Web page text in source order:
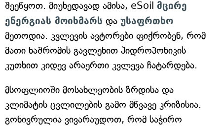
შეეწყოთ. მიუხედავად ამისა, eSoil მცირე
ენერგიას მოიხმარს და უსაფრთხო
მეთოდია. კვლევის ავტორები ფიქრობენ, რომ
მათი ნაშრომის გავლენით ჰიდროპონიკის
კუთხით კიდევ არაერთი კვლევა ჩატარდება.
მსოფლიოში მოსახლეობის ზრდისა და
კლიმატის ცვლილების გამო მწვავე კრიზისია.
გონივრულია ვივარაუდოთ, რომ საჭირო